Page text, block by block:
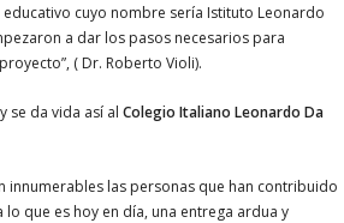
cuyo nombre sería Istituto Leonardo
a dar los pasos necesarios para
( Dr. Roberto Violi).
se da vida así al Colegio Italiano Leonardo Da
innumerables las personas que han contribuido
que es hoy en día, una entrega ardua y